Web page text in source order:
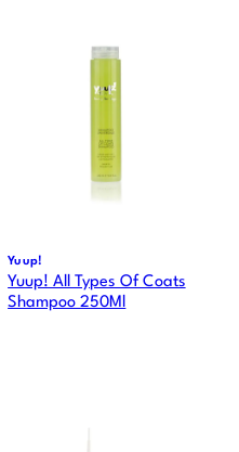
Yuup!
Yuup! All Types Of Coats
Shampoo 250Ml